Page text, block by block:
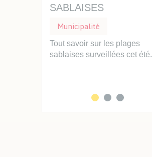
SABLAISES
Municipalité
Tout savoir sur les plages
sablaises surveillées cet été.